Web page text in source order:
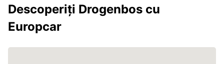
Descoperiți Drogenbos cu
Europcar